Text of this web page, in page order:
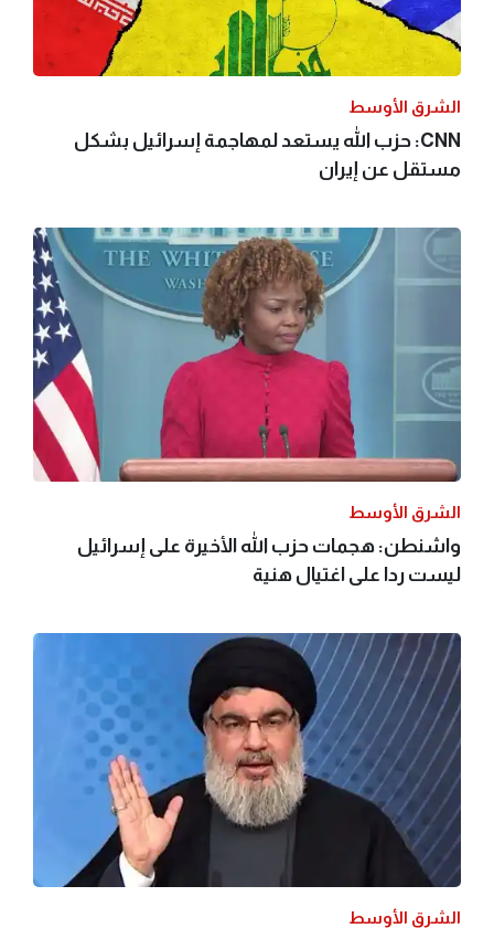
الشرق الأوسط
CNN: حزب الله يستعد لمهاجمة إسرائيل بشكل
مستقل عن إيران
الشرق الأوسط
واشنطن: هجمات حزب الله الأخيرة على إسرائيل
ليست ردا على اغتيال هنية
الشرق الأوسط